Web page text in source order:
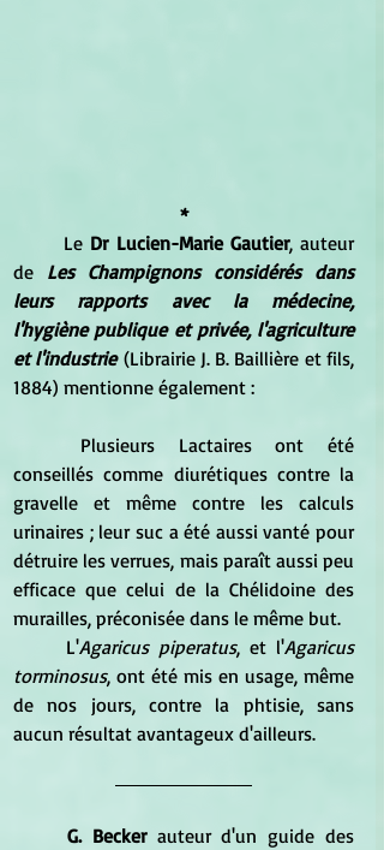
*
	Le
Dr Lucien-Marie Gautier, auteur
de Les Champignons considérés dans
leurs rapports avec la médecine,
l'hygiène publique et privée, l'agriculture
et l'industrie (Librairie J. B. Baillière et fils,
1884) mentionne également :
conseillés comme diurétiques contre la
gravelle et même contre les calculs
urinaires ; leur suc a été aussi vanté pour
détruire les verrues, mais paraît aussi peu
efficace que celui de la Chélidoine des
murailles, préconisée dans le même but.
	L'
Agaricus piperatus, et l'Agaricus
torminosus, ont été mis en usage, même
de nos jours, contre la phtisie, sans
aucun résultat avantageux d'ailleurs.
G. Becker